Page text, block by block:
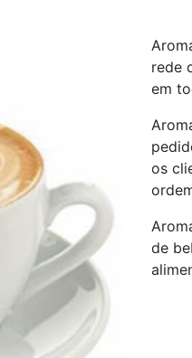
rede
em
os
de